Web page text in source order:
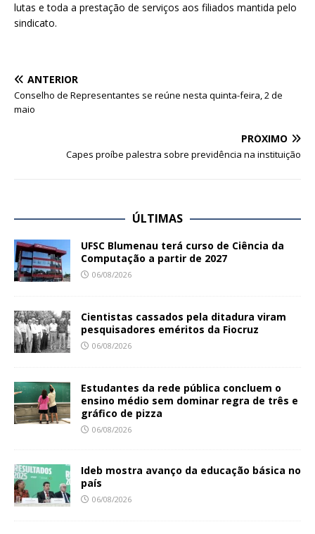
lutas e toda a prestação de serviços aos filiados mantida pelo
sindicato.
ANTERIOR
Conselho de Representantes se reúne nesta quinta-feira, 2 de
maio
PRÓXIMO
Capes proíbe palestra sobre previdência na instituição
ÚLTIMAS
UFSC Blumenau terá curso de Ciência da
Computação a partir de 2027
06/08/2026
Cientistas cassados pela ditadura viram
pesquisadores eméritos da Fiocruz
06/08/2026
Estudantes da rede pública concluem o
ensino médio sem dominar regra de três e
gráfico de pizza
06/08/2026
Ideb mostra avanço da educação básica no
país
06/08/2026